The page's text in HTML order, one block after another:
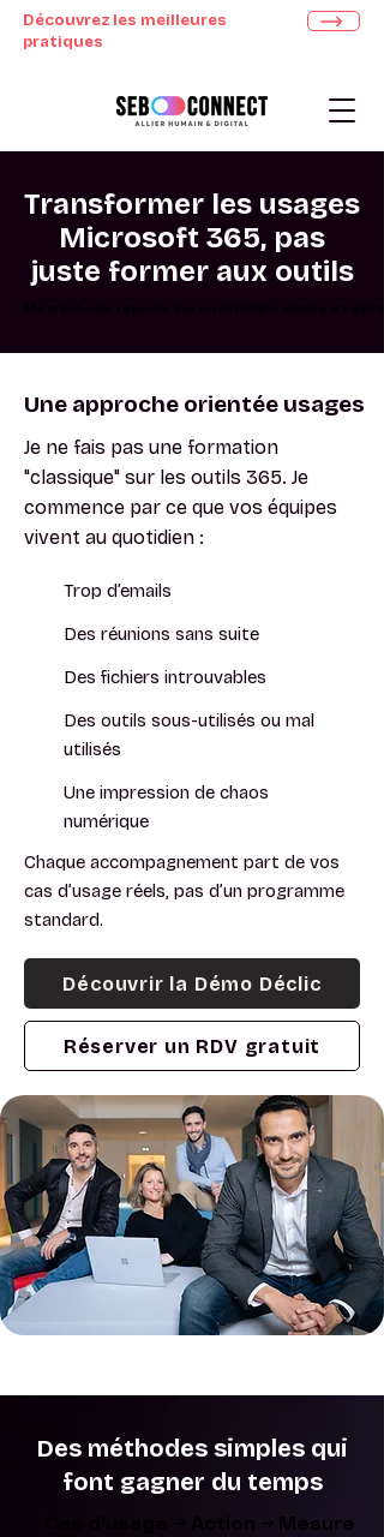
Découvrez les meilleures
pratiques
Transformer les usages
Microsoft 365, pas
juste former aux outils
Une approche orientée usages
Je ne fais pas une formation
"classique" sur les outils 365. Je
commence par ce que vos équipes
vivent au quotidien :
Trop d’emails
Des réunions sans suite
Des fichiers introuvables
Des outils sous-utilisés ou mal
utilisés
Une impression de chaos
numérique
Chaque accompagnement part de vos
cas d’usage réels, pas d’un programme
standard.
Découvrir la Démo Déclic
Réserver un RDV gratuit
Des méthodes simples qui
font gagner du temps
Cas d’usage → Action → Mesure
Cas d’usage → Action → Mesure